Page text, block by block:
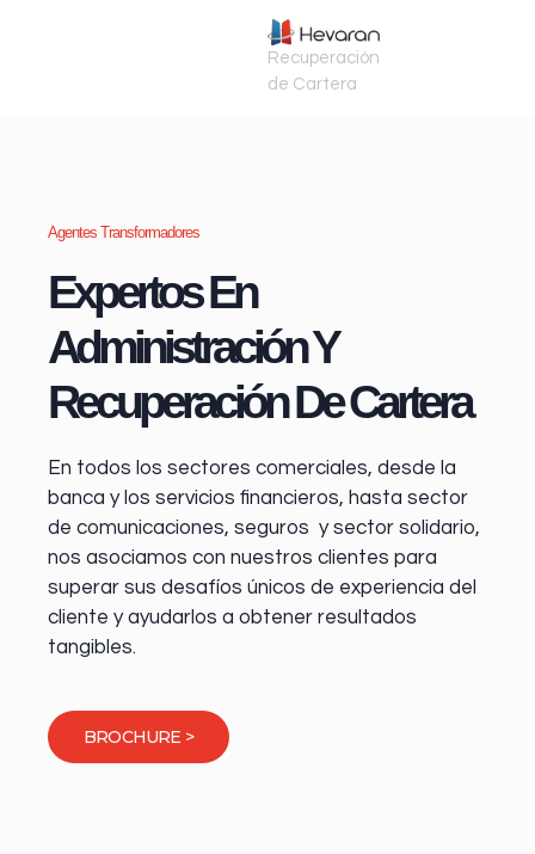
Recuperación
de Cartera
Agentes Transformadores
Expertos En
Administración Y
Recuperación De Cartera
En todos los sectores comerciales, desde la
banca y los servicios financieros, hasta sector
de comunicaciones, seguros y sector solidario,
nos asociamos con nuestros clientes para
superar sus desafíos únicos de experiencia del
cliente y ayudarlos a obtener resultados
tangibles.
BROCHURE >